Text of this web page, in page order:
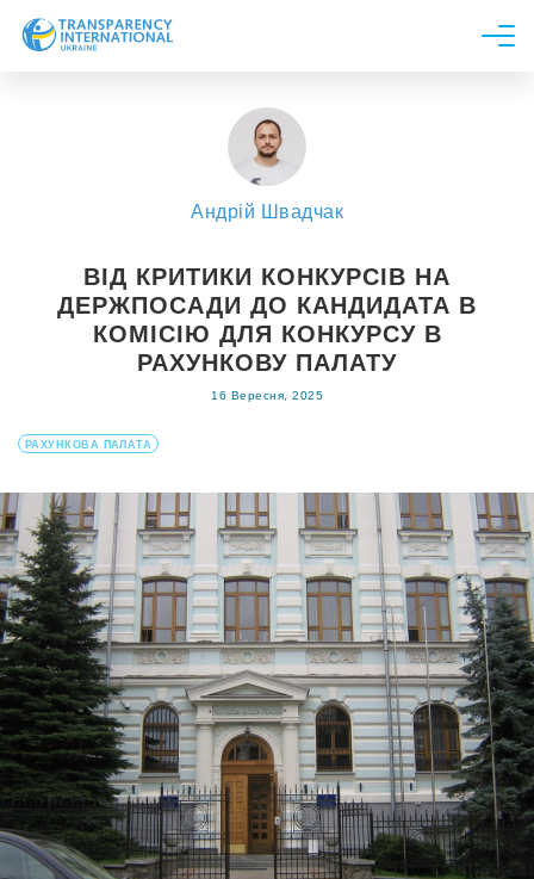
Напрями роботи
Долучитися
Андрій Швадчак
ВІД КРИТИКИ КОНКУРСІВ НА
ДЕРЖПОСАДИ ДО КАНДИДАТА В
КОМІСІЮ ДЛЯ КОНКУРСУ В
РАХУНКОВУ ПАЛАТУ
16 Вересня, 2025
РАХУНКОВА ПАЛАТА